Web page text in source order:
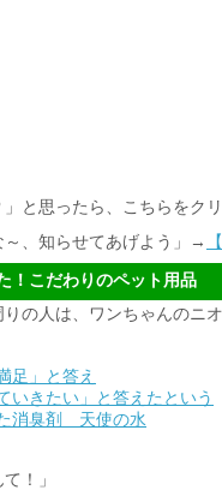
と思ったら、こちらをク
、知らせてあげよう」→
！こだわりのペット用品
の人は、ワンちゃんのニ
足」と答え
いきたい」と答えたという
消臭剤 天使の水
！」